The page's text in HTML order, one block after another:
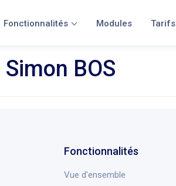
Fonctionnalités Modules Tarifs
Simon BOS
Fonctionnalités
Vue d'ensemble